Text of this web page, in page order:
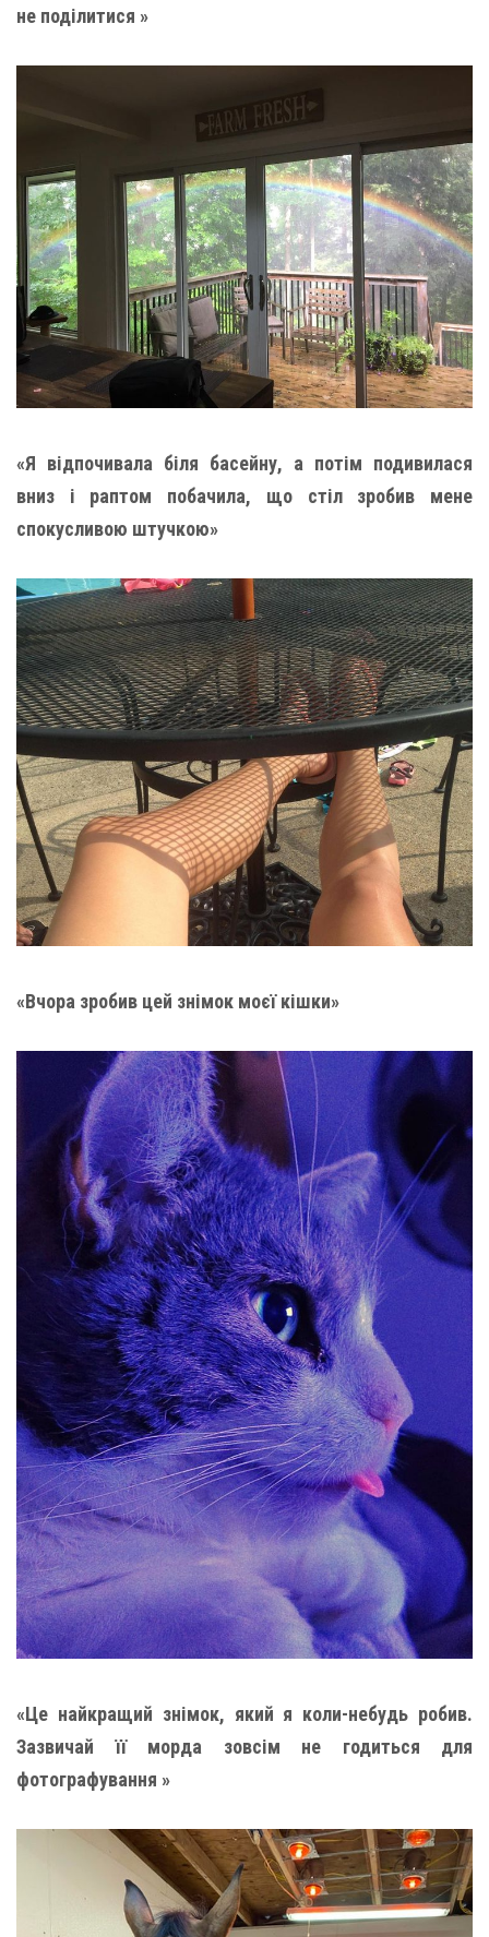
не поділитися »
«Я відпочивала біля басейну, а потім подивилася
вниз і раптом побачила, що стіл зробив мене
спокусливою штучкою»
«Вчора зробив цей знімок моєї кішки»
«Це найкращий знімок, який я коли-небудь робив.
Зазвичай її морда зовсім не годиться для
фотографування »